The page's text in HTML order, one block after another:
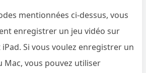
mentionnées ci-dessus, vous
enregistrer un jeu vidéo sur
Si vous voulez enregistrer un
Mac, vous pouvez utiliser